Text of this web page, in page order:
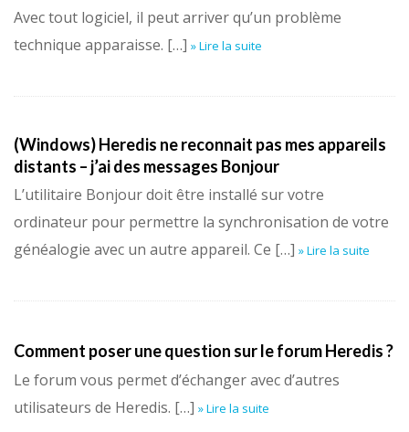
Avec tout logiciel, il peut arriver qu’un problème
technique apparaisse. […] » Lire la suite
(Windows) Heredis ne reconnait pas mes appareils
distants – j’ai des messages Bonjour
L’utilitaire Bonjour doit être installé sur votre
ordinateur pour permettre la synchronisation de votre
généalogie avec un autre appareil. Ce […] » Lire la suite
Comment poser une question sur le forum Heredis ?
Le forum vous permet d’échanger avec d’autres
utilisateurs de Heredis. […] » Lire la suite